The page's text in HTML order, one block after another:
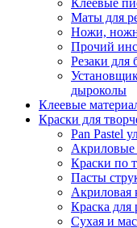
Маты для
Ножи,
Прочий
Резаки для
дыроколы
Клеевые
Краски для
Pan Pastel
Акриловые
Краски по
Пасты
Акриловая
Краска для
Cухая и